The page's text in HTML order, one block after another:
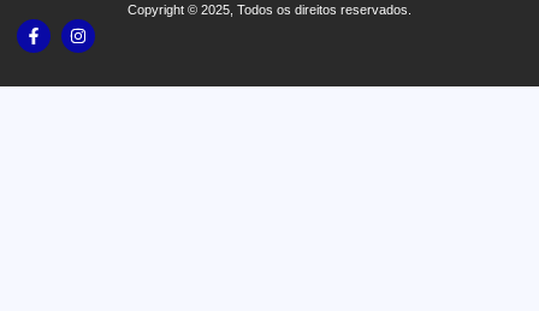
Copyright © 2025, Todos os direitos reservados.